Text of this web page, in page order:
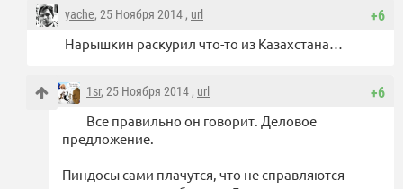
+6
yache, 25 Ноября 2014 , url
Нарышкин раскурил что-то из Казахстана…
+6
1sr, 25 Ноября 2014 , url
Все правильно он говорит. Деловое
предложение.
Пиндосы сами плачутся, что не справляются